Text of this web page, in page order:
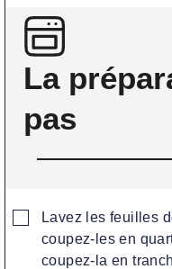
La
pas
▢Lavez les feuilles
coupez-les en
coupez-la en